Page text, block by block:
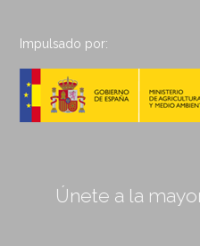
Impulsado por:
Únete a la